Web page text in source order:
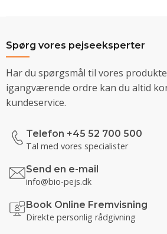
Spørg vores pejseeksperter
Har du spørgsmål til vores
igangværende ordre kan du altid
kundeservice.
Telefon +45 52 700 500
Tal med vores specialister
Send en e-mail
info@bio-pejs.dk
Book Online Fremvisning
Direkte personlig rådgivning